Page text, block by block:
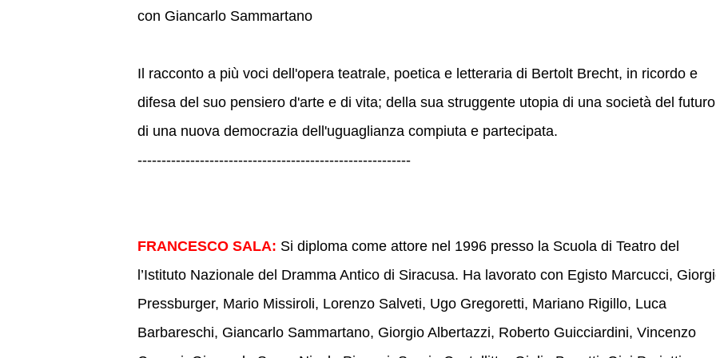
con Giancarlo Sammartano
Il racconto a più voci dell'opera teatrale, poetica e letteraria di Bertolt Brecht, in ricordo e
difesa del suo pensiero d'arte e di vita; della sua struggente utopia di una società del
di una nuova democrazia dell'uguaglianza compiuta e partecipata.
---------------------------------------------------------
FRANCESCO SALA: Si diploma come attore nel 1996 presso la Scuola di Teatro del
l’Istituto Nazionale del Dramma Antico di Siracusa. Ha lavorato con Egisto Marcucci,
Pressburger, Mario Missiroli, Lorenzo Salveti, Ugo Gregoretti, Mariano Rigillo, Luca
Barbareschi, Giancarlo Sammartano, Giorgio Albertazzi, Roberto Guicciardini, Vincenzo